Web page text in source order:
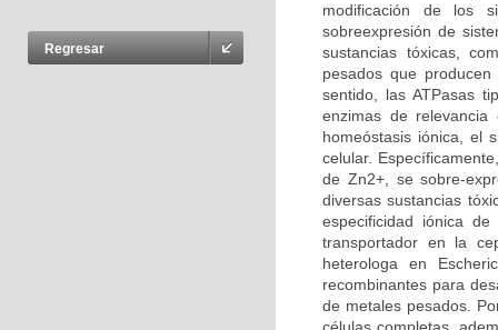
Regresar
modificación de los
sobreexpresión de
sustancias tóxicas,
pesados que
sentido, las ATPasas
enzimas de
homeóstasis iónica, el
celular.
de Zn2+, se sobre-
diversas sustancias
especificidad iónica
transportador en la
heterologa en
recombinantes para
de metales pesados.